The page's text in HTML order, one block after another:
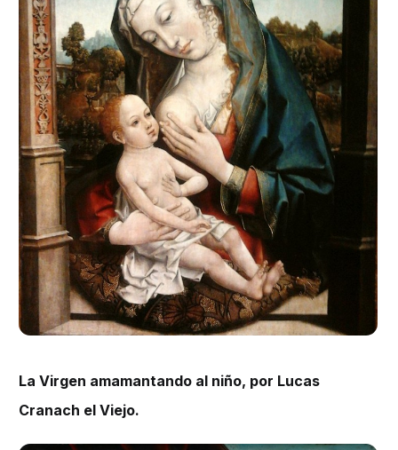
La Virgen amamantando al niño, por Lucas
Cranach el Viejo.